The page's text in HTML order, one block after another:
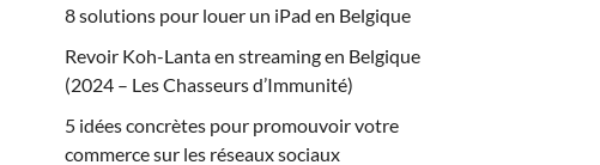
8 solutions pour louer un iPad en Belgique
Revoir Koh-Lanta en streaming en Belgique
(2024 – Les Chasseurs d’Immunité)
5 idées concrètes pour promouvoir votre
commerce sur les réseaux sociaux